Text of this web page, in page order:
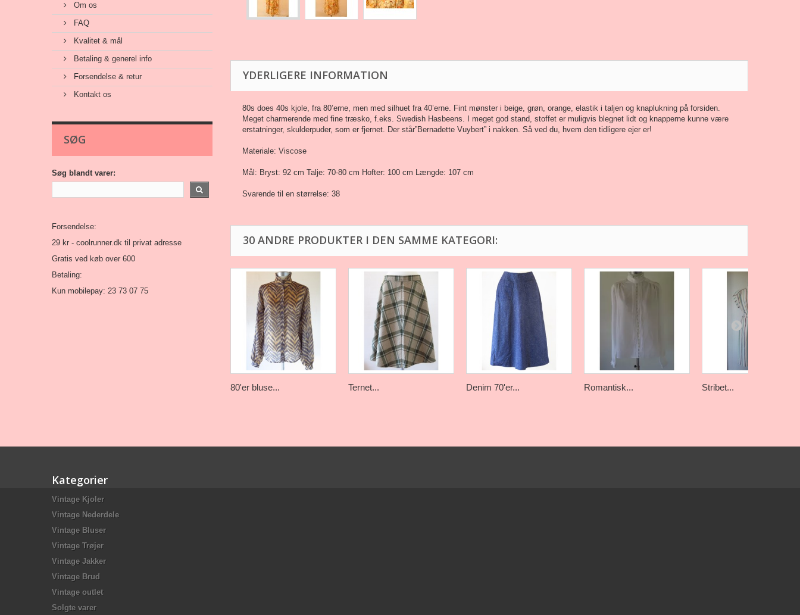
Om os
FAQ
Kvalitet & mål
Betaling & generel info
Forsendelse & retur
Kontakt os
SØG
Søg blandt varer:
Forsendelse:
29 kr - coolrunner.dk til privat adresse
Gratis ved køb over 600
Betaling:
Kun mobilepay: 23 73 07 75
YDERLIGERE INFORMATION
80s does 40s kjole, fra 80’erne, men med silhuet fra 40’erne. Fint mønster i beige, grøn, orange, elastik i taljen og knaplukning på forsiden.
Meget charmerende med fine træsko, f.eks. Swedish Hasbeens. I meget god stand, stoffet er muligvis blegnet lidt og knapperne kunne være
erstatninger, skulderpuder, som er fjernet. Der står”Bernadette Vuybert” i nakken. Så ved du, hvem den tidligere ejer er!
Materiale: Viscose
Mål: Bryst: 92 cm Talje: 70-80 cm Hofter: 100 cm Længde: 107 cm
Svarende til en størrelse: 38
30 ANDRE PRODUKTER I DEN SAMME KATEGORI:
80'er bluse... Ternet... Denim 70'er... Romantisk... Stribet...
Kategorier
Vintage Kjoler
Vintage Nederdele
Vintage Bluser
Vintage Trøjer
Vintage Jakker
Vintage Brud
Vintage outlet
Solgte varer